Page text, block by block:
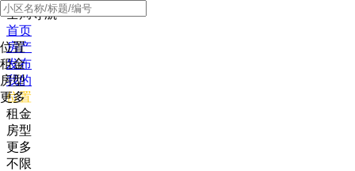
全局导航
首页
房产
发布
我的
位置
租金
房型
更多
位置
租金
房型
更多
不限